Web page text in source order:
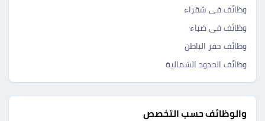
وظائف فى شقراء
وظائف فى ضباء
وظائف حفر الباطن
وظائف الحدود الشمالية
والوظائف حسب التخصص